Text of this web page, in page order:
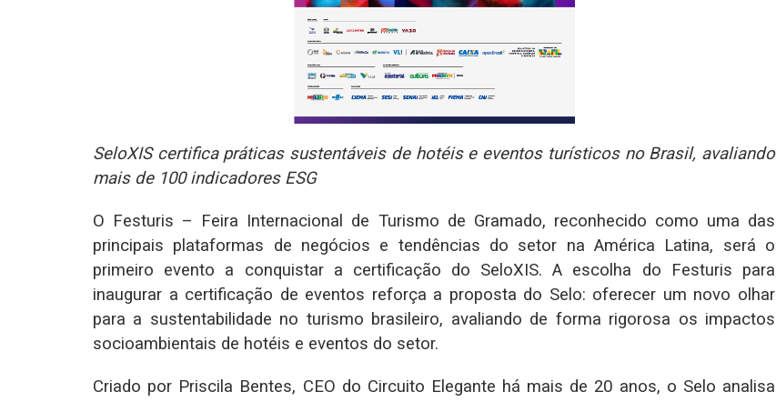
SeloXIS certifica práticas sustentáveis de hotéis e eventos turísticos no Brasil, avaliando
mais de 100 indicadores ESG
O Festuris – Feira Internacional de Turismo de Gramado, reconhecido como uma das
principais plataformas de negócios e tendências do setor na América Latina, será o
primeiro evento a conquistar a certificação do SeloXIS. A escolha do Festuris para
inaugurar a certificação de eventos reforça a proposta do Selo: oferecer um novo olhar
para a sustentabilidade no turismo brasileiro, avaliando de forma rigorosa os impactos
socioambientais de hotéis e eventos do setor.
Criado por Priscila Bentes, CEO do Circuito Elegante há mais de 20 anos, o Selo analisa